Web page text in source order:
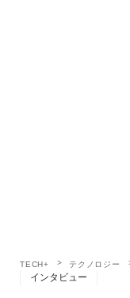
TECH+ テクノロジー
インタビュー